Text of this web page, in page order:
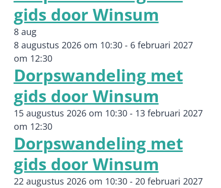
gids door Winsum
8 aug
8 augustus 2026 om 10:30- 6 februari 2027
om 12:30
Dorpswandeling met
gids door Winsum
15 augustus 2026 om 10:30- 13 februari 2027
om 12:30
Dorpswandeling met
gids door Winsum
22 augustus 2026 om 10:30- 20 februari 2027